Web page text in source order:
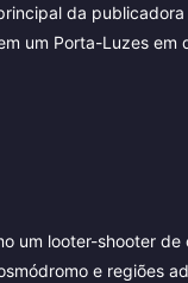
da publicadora
um Porta-Luzes em
um looter-shooter
e regiões